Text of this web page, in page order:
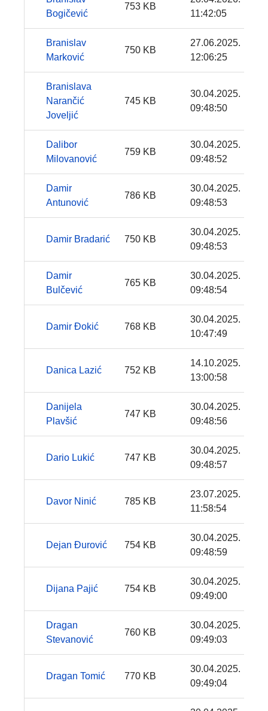
Bogičević
753 KB
11:42:05
Branislav
Marković
750 KB
27.06.2025.
12:06:25
Branislava
Narančić
Joveljić
745 KB
30.04.2025.
09:48:50
Dalibor
Milovanović
759 KB
30.04.2025.
09:48:52
Damir
Antunović
786 KB
30.04.2025.
09:48:53
Damir Bradarić 750 KB
30.04.2025.
09:48:53
Damir
Bulčević
765 KB
30.04.2025.
09:48:54
Damir Đokić 768 KB
30.04.2025.
10:47:49
Danica Lazić 752 KB
14.10.2025.
13:00:58
Danijela
Plavšić
747 KB
30.04.2025.
09:48:56
Dario Lukić 747 KB
30.04.2025.
09:48:57
Davor Ninić 785 KB
23.07.2025.
11:58:54
Dejan Đurović 754 KB
30.04.2025.
09:48:59
Dijana Pajić 754 KB
30.04.2025.
09:49:00
Dragan
Stevanović
760 KB
30.04.2025.
09:49:03
Dragan Tomić 770 KB
30.04.2025.
09:49:04